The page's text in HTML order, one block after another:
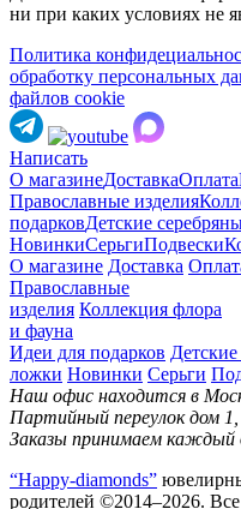
ни при каких условиях не
Политика
обработку персональных
файлов cookie
Написать
О магазинеДоставкаОплата
Православные изделия
подарковДетские
НовинкиСерьгиПодвески
О магазине Доставка
Православные
изделия Коллекция флора
и фауна
Идеи для подарков
ложки Новинки Серьги
Наш офис находится в
Партийный переулок дом
Заказы принимаем каждый
“Happy-diamonds”
родителей ©2014–2026.